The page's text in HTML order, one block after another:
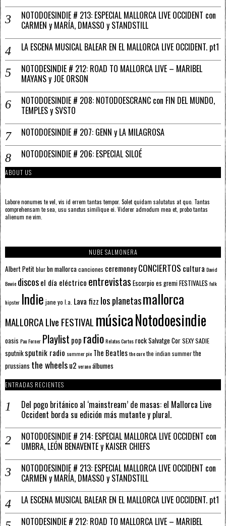
NOTODOESINDIE # 213: ESPECIAL MALLORCA LIVE OCCIDENT con
CARMEN y MARÍA, DMASSO y STANDSTILL
LA ESCENA MUSICAL BALEAR EN EL MALLORCA LIVE OCCIDENT. pt1
NOTODESINDIE # 212: ROAD TO MALLORCA LIVE – MARIBEL
MAYANS y JOE ORSON
NOTODOESINDIE # 208: NOTODOESCRANC con FIN DEL MUNDO,
TEMPLES y SVSTO
NOTODOESINDIE # 207: GENN y LA MILAGROSA
NOTODOESINDIE # 206: ESPECIAL SILOÉ
ABOUT US
Labore nonumes te vel, vis id errem tantas tempor. Solet quidam salutatus at quo. Tantas
comprehensam te sea, usu sanctus similique ei. Viderer admodum mea et, probo tantas
alienum ne vim.
NUBE SALMONERA
Albert Petitblurbn mallorcacanciones ceremoneyCONCIERTOS cultura David
Bowie discosel día eléctrico entrevistas Escorpioes gremiFESTIVALES folk
hipster Indie jane yo l.a. Lava fizz los planetasmallorca
MALLORCA LIve FESTIVAL músicaNotodoesindie
oasis Pau Forner Playlist pop radioRelatos CortosrockSalvatge CorSEXY SADIE
sputnik sputnik radio summer pie The Beatlesthe curethe indian summerthe
prussians the wheelsu2 veranoálbumes
ENTRADAS RECIENTES
Del pogo británico al ‘mainstream’ de masas: el Mallorca Live
Occident borda su edición más mutante y plural.
NOTODOESINDIE # 214: ESPECIAL MALLORCA LIVE OCCIDENT con
UMBRA, LEÓN BENAVENTE y KAISER CHIEFS
NOTODOESINDIE # 213: ESPECIAL MALLORCA LIVE OCCIDENT con
CARMEN y MARÍA, DMASSO y STANDSTILL
LA ESCENA MUSICAL BALEAR EN EL MALLORCA LIVE OCCIDENT. pt1
NOTODESINDIE # 212: ROAD TO MALLORCA LIVE – MARIBEL